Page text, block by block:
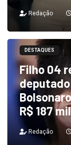
Redação
DESTAQUES
Filho 04
R$ 187 mil
Redação